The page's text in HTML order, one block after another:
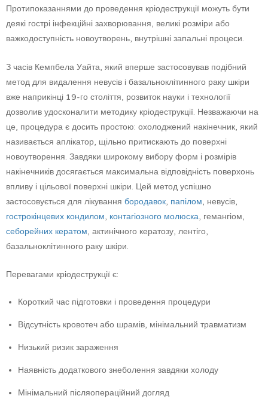
Протипоказаннями до проведення кріодеструкції можуть бути
деякі гострі інфекційні захворювання, великі розміри або
важкодоступність новоутворень, внутрішні запальні процеси.
З часів Кемпбела Уайта, який вперше застосовував подібний
метод для видалення невусів і базальноклітинного раку шкіри
вже наприкінці 19-го століття, розвиток науки і технології
дозволив удосконалити методику кріодеструкції. Незважаючи на
це, процедура є досить простою: охолоджений накінечник, який
називається аплікатор, щільно притискають до поверхні
новоутворення. Завдяки широкому вибору форм і розмірів
накінечників досягається максимальна відповідність поверхонь
впливу і цільової поверхні шкіри. Цей метод успішно
застосовується для лікування бородавок, папілом, невусів,
гострокінцевих кондилом, контагіозного молюска, гемангіом,
себорейних кератом, актинічного кератозу, лентіго,
базальноклітинного раку шкіри.
Перевагами кріодеструкції є:
Короткий час підготовки і проведення процедури
Відсутність кровотеч або шрамів, мінімальний травматизм
Низький ризик зараження
Наявність додаткового знеболення завдяки холоду
Мінімальний післяопераційний догляд